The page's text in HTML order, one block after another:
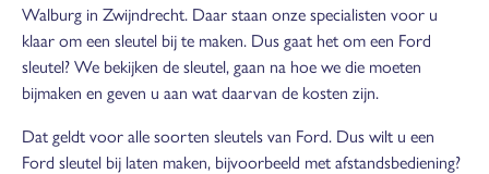
Walburg in Zwijndrecht. Daar staan onze specialisten voor u
klaar om een sleutel bij te maken. Dus gaat het om een Ford
sleutel? We bekijken de sleutel, gaan na hoe we die moeten
bijmaken en geven u aan wat daarvan de kosten zijn.
Dat geldt voor alle soorten sleutels van Ford. Dus wilt u een
Ford sleutel bij laten maken, bijvoorbeeld met afstandsbediening?